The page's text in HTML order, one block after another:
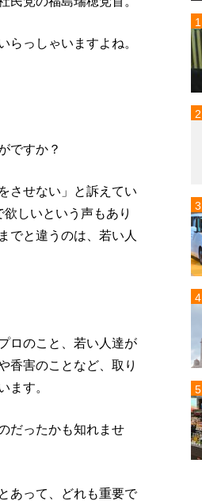
らっしゃいますよね。
ですか？
させない」と訴えてい
しいという声もあり
でと違うのは、若い人
ロのこと、若い人達が
香害のことなど、取り
ます。
だったかも知れませ
あって、どれも重要で